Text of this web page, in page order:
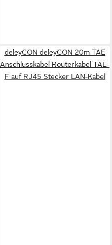
deleyCON deleyCON 20m TAE
Anschlusskabel Routerkabel TAE-
F auf RJ45 Stecker LAN-Kabel